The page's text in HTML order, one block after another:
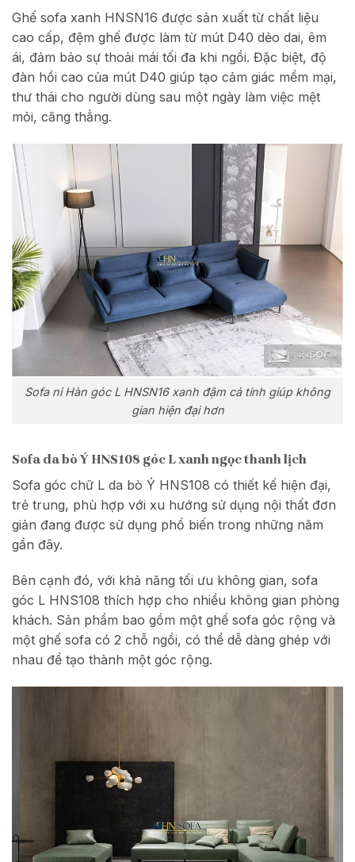
Ghế sofa xanh HNSN16 được sản xuất từ chất liệu
cao cấp, đệm ghế được làm từ mút D40 dẻo dai, êm
ái, đảm bảo sự thoải mái tối đa khi ngồi. Đặc biệt, độ
đàn hồi cao của mút D40 giúp tạo cảm giác mềm mại,
thư thái cho người dùng sau một ngày làm việc mệt
mỏi, căng thẳng.
Sofa nỉ Hàn góc L HNSN16 xanh đậm cá tính giúp không
gian hiện đại hơn
Sofa da bò Ý HNS108 góc L xanh ngọc thanh lịch
Sofa góc chữ L da bò Ý HNS108 có thiết kế hiện đại,
trẻ trung, phù hợp với xu hướng sử dụng nội thất đơn
giản đang được sử dụng phổ biến trong những năm
gần đây.
Bên cạnh đó, với khả năng tối ưu không gian, sofa
góc L HNS108 thích hợp cho nhiều không gian phòng
khách. Sản phẩm bao gồm một ghế sofa góc rộng và
một ghế sofa có 2 chỗ ngồi, có thể dễ dàng ghép với
nhau để tạo thành một góc rộng.